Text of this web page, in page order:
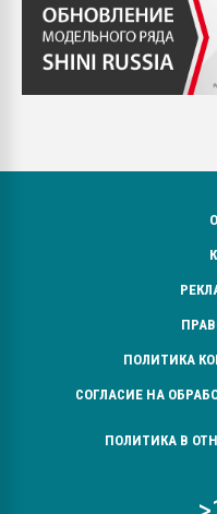
ПОЛИТИКА
СОГЛАСИЕ НА
ПОЛИТИКА В